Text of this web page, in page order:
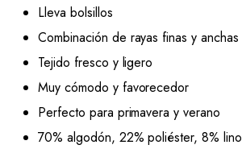
Lleva bolsillos
Combinación de rayas finas y anchas
Tejido fresco y ligero
Muy cómodo y favorecedor
Perfecto para primavera y verano
70% algodón, 22% poliéster, 8% lino